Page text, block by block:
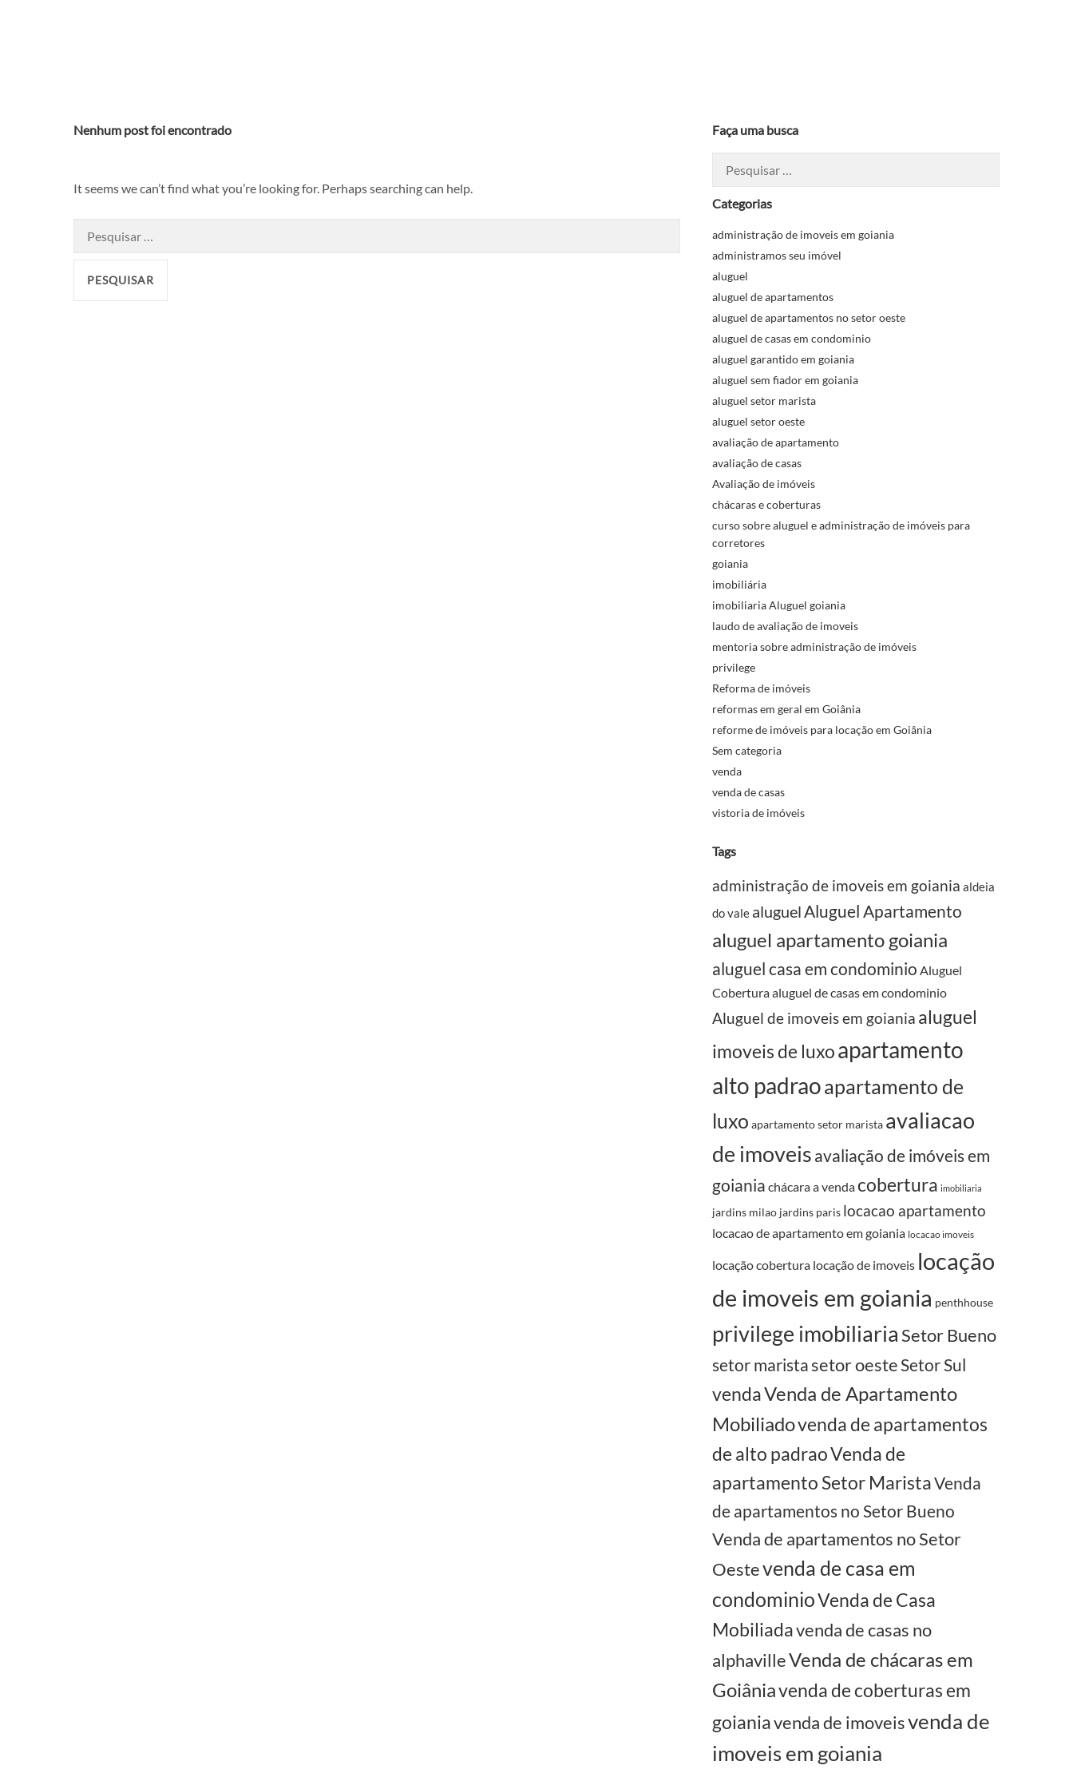
Nenhum post foi encontrado
It seems we can’t find what you’re looking for. Perhaps searching can help.
por:
Faça uma busca
por:
Categorias
administração de imoveis em goiania
administramos seu imóvel
aluguel
aluguel de apartamentos
aluguel de apartamentos no setor oeste
aluguel de casas em condominio
aluguel garantido em goiania
aluguel sem fiador em goiania
aluguel setor marista
aluguel setor oeste
avaliação de apartamento
avaliação de casas
Avaliação de imóveis
chácaras e coberturas
curso sobre aluguel e administração de imóveis para
corretores
goiania
imobiliária
imobiliaria Aluguel goiania
laudo de avaliação de imoveis
mentoria sobre administração de imóveis
privilege
Reforma de imóveis
reformas em geral em Goiânia
reforme de imóveis para locação em Goiânia
Sem categoria
venda
venda de casas
vistoria de imóveis
Tags
administração de imoveis em goiania aldeia
do vale aluguelAluguel Apartamento
aluguel apartamento goiania
aluguel casa em condominio Aluguel
Coberturaaluguel de casas em condominio
Aluguel de imoveis em goiania aluguel
imoveis de luxoapartamento
alto padraoapartamento de
luxo apartamento setor marista avaliacao
de imoveisavaliação de imóveis em
goiania chácara a vendacobertura imobiliaria
jardins milao jardins paris locacao apartamento
locacao de apartamento em goiania locacao imoveis
locação cobertura locação de imoveis locação
de imoveis em goiania penthhouse
privilege imobiliariaSetor Bueno
setor maristasetor oesteSetor Sul
vendaVenda de Apartamento
Mobiliadovenda de apartamentos
de alto padraoVenda de
apartamento Setor MaristaVenda
de apartamentos no Setor Bueno
Venda de apartamentos no Setor
Oestevenda de casa em
condominioVenda de Casa
Mobiliadavenda de casas no
alphavilleVenda de chácaras em
Goiâniavenda de coberturas em
goianiavenda de imoveisvenda de
imoveis em goiania